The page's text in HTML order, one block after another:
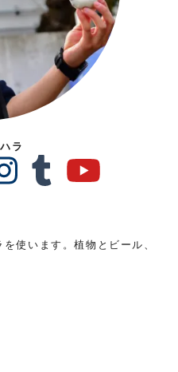
ラ
使います。植物とビール、